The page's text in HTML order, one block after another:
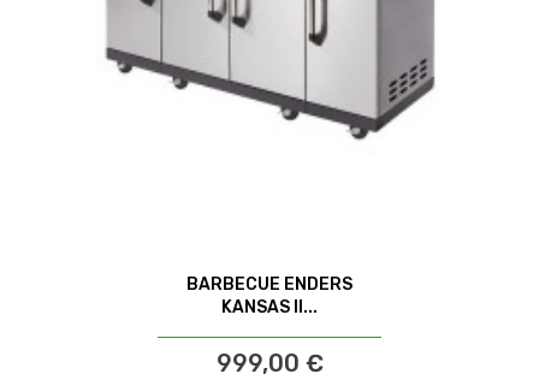
BARBECUE ENDERS
KANSAS II...
999,00 €